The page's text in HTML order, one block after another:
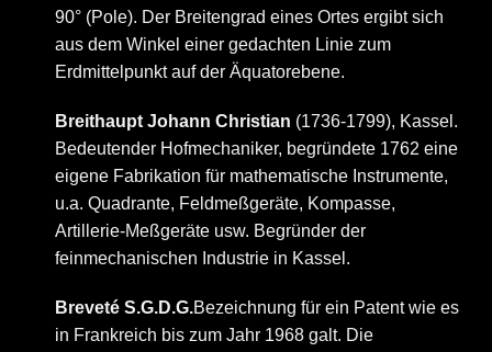
90° (Pole). Der Breitengrad eines Ortes ergibt sich
aus dem Winkel einer gedachten Linie zum
Erdmittelpunkt auf der Äquatorebene.
Breithaupt Johann Christian (1736-1799), Kassel.
Bedeutender Hofmechaniker, begründete 1762 eine
eigene Fabrikation für mathematische Instrumente,
u.a. Quadrante, Feldmeßgeräte, Kompasse,
Artillerie-Meßgeräte usw. Begründer der
feinmechanischen Industrie in Kassel.
Breveté S.G.D.G.Bezeichnung für ein Patent wie es
in Frankreich bis zum Jahr 1968 galt. Die